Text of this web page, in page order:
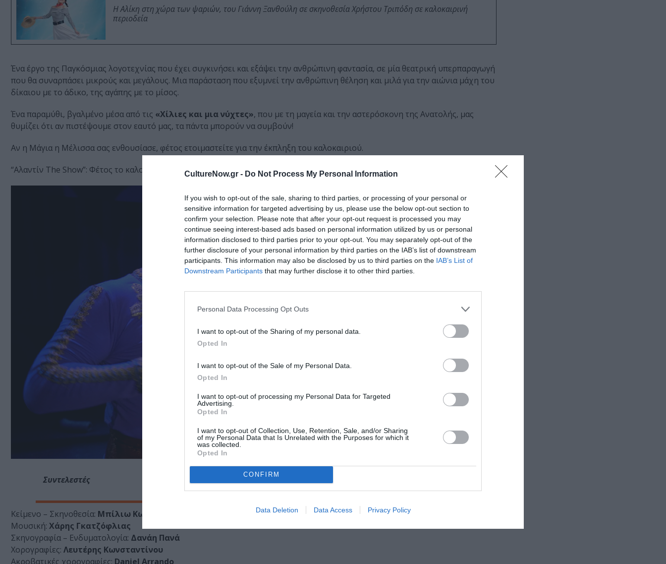
CultureNow.gr - Do Not Process My Personal Information
If you wish to opt-out of the sale, sharing to third parties, or processing of your personal or
sensitive information for targeted advertising by us, please use the below opt-out section to
confirm your selection. Please note that after your opt-out request is processed you may
continue seeing interest-based ads based on personal information utilized by us or personal
information disclosed to third parties prior to your opt-out. You may separately opt-out of the
further disclosure of your personal information by third parties on the IAB’s list of downstream
participants. This information may also be disclosed by us to third parties on the IAB’s List of
Downstream Participants that may further disclose it to other third parties.
Personal Data Processing Opt Outs
I want to opt-out of the Sharing of my personal data.
Opted In
I want to opt-out of the Sale of my Personal Data.
Opted In
I want to opt-out of processing my Personal Data for Targeted
Advertising.
Opted In
I want to opt-out of Collection, Use, Retention, Sale, and/or Sharing
of my Personal Data that Is Unrelated with the Purposes for which it
was collected.
Opted In
CONFIRM
Data Deletion Data Access Privacy Policy
Η Αλίκη στη χώρα των ψαριών, του Γιάννη Ξανθούλη σε σκηνοθεσία Χρήστου Τριπόδη σε καλοκαιρινή
περιοδεία
Ένα έργο της Παγκόσμιας λογοτεχνίας που έχει συγκινήσει και εξάψει την ανθρώπινη φαντασία, σε μία θεατρική υπερπαραγωγή
που θα συναρπάσει μικρούς και μεγάλους. Μια παράσταση που εξυμνεί την ανθρώπινη θέληση και μιλά για την αιώνια μάχη του
δίκαιου με το άδικο, της αγάπης με το μίσος.
Ένα παραμύθι, βγαλμένο μέσα από τις «Χίλιες και μια νύχτες», που με τη μαγεία και την αστερόσκονη της Ανατολής, μας
θυμίζει ότι αν πιστέψουμε στον εαυτό μας, τα πάντα μπορούν να συμβούν!
Αν η Μάγια η Μέλισσα σας ενθουσίασε, φέτος ετοιμαστείτε για την έκπληξη του καλοκαιριού.
“Αλαντίν The Show”: Φέτος το καλοκαίρι κάνουμε μια ευχή!
Συντελεστές
Κείμενο – Σκηνοθεσία: Μπίλιω Κωνσταντοπούλου
Μουσική: Χάρης Γκατζόφλιας
Σκηνογραφία – Ενδυματολογία: Δανάη Πανά
Χορογραφίες: Λευτέρης Κωνσταντίνου
Ακροβατικές χορογραφίες: Daniel Arrando